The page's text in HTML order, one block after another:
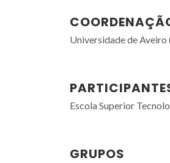
Universidade de Aveiro
Escola Superior
GRUPOS